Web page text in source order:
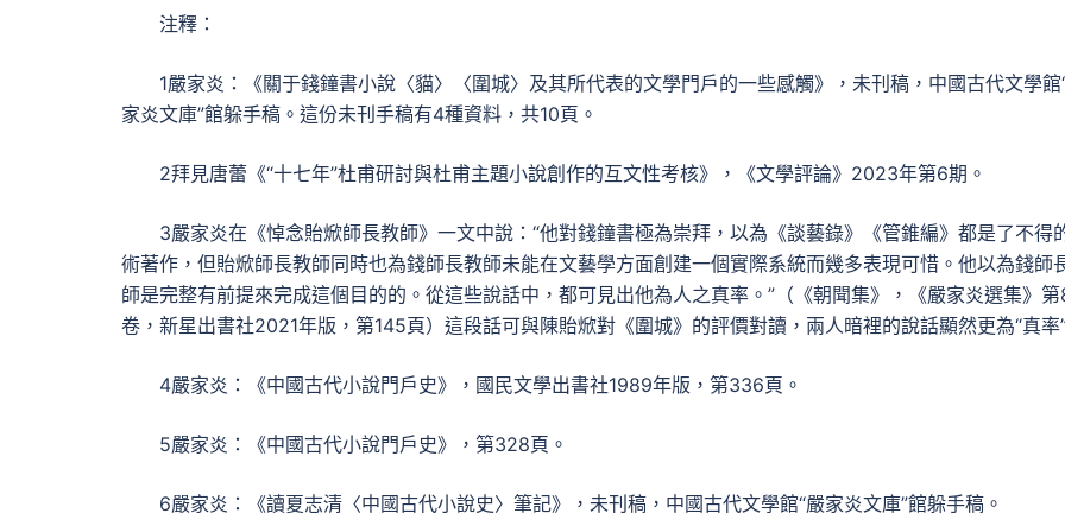
注釋：
1嚴家炎：《關于錢鐘書小說〈貓〉〈圍城〉及其所代表的文學門戶的一些感觸》，未刊稿，中國古代文學館
家炎文庫”館躲手稿。這份未刊手稿有4種資料，共10頁。
2拜見唐蕾《“十七年”杜甫研討與杜甫主題小說創作的互文性考核》，《文學評論》2023年第6期。
3嚴家炎在《悼念貽焮師長教師》一文中說：“他對錢鐘書極為崇拜，以為《談藝錄》《管錐編》都是了不得
術著作，但貽焮師長教師同時也為錢師長教師未能在文藝學方面創建一個實際系統而幾多表現可惜。他以為錢師
師是完整有前提來完成這個目的的。從這些說話中，都可見出他為人之真率。”（《朝聞集》，《嚴家炎選集》第
卷，新星出書社2021年版，第145頁）這段話可與陳貽焮對《圍城》的評價對讀，兩人暗裡的說話顯然更為“真率
4嚴家炎：《中國古代小說門戶史》，國民文學出書社1989年版，第336頁。
5嚴家炎：《中國古代小說門戶史》，第328頁。
6嚴家炎：《讀夏志清〈中國古代小說史〉筆記》，未刊稿，中國古代文學館“嚴家炎文庫”館躲手稿。